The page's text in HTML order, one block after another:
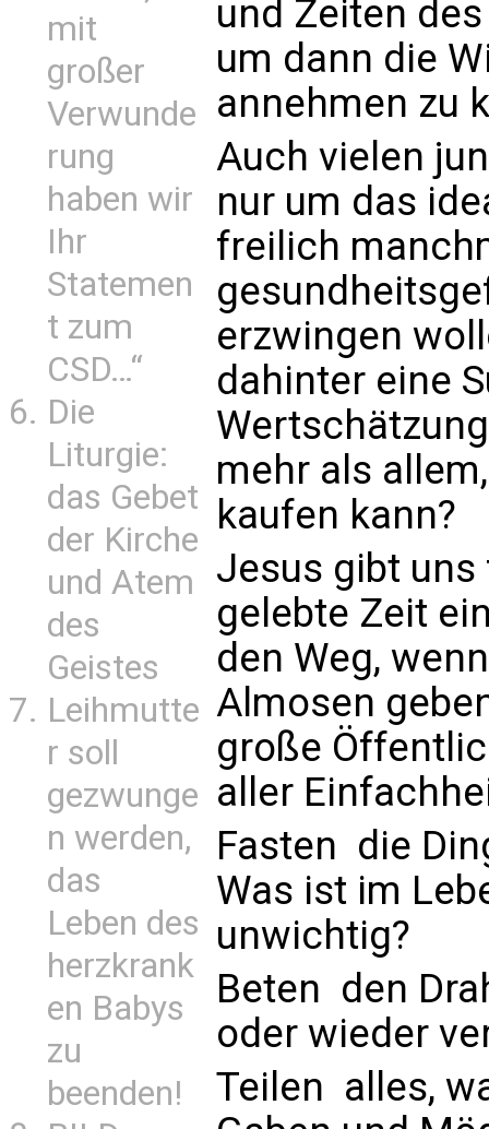
mit
großer
Verwunde
rung
haben wir
Ihr
Statemen
t zum
CSD…“
Die
Liturgie:
das Gebet
der Kirche
und Atem
des
Geistes
Leihmutte
r soll
gezwunge
n werden,
das
Leben des
herzkrank
en Babys
zu
beenden!
und Zeiten
um dann die
annehmen zu
Auch vielen
nur um das
freilich
erzwingen
dahinter eine
mehr als
kaufen kann?
Jesus gibt
gelebte Zeit
den Weg,
Almosen
große
aller
Fasten  die
Was ist im
unwichtig?
Beten  den
oder wieder
Teilen  alles,